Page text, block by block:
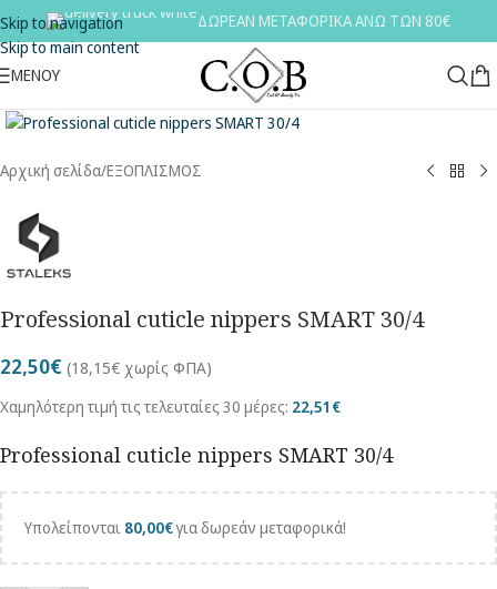
Skip to navigation
Skip to main content
ΔΩΡΕΑΝ ΜΕΤΑΦΟΡΙΚΑ ΑΝΩ ΤΩΝ 80€
ΜΕΝΟΥ
Αρχική σελίδα/ΕΞΟΠΛΙΣΜΟΣ
Professional cuticle nippers SMART 30/4
22,50€ (18,15€ χωρίς ΦΠΑ)
Χαμηλότερη τιμή τις τελευταίες 30 μέρες: 22,51 €
Professional cuticle nippers SMART 30/4
Υπολείπονται 80,00€για δωρεάν μεταφορικά!